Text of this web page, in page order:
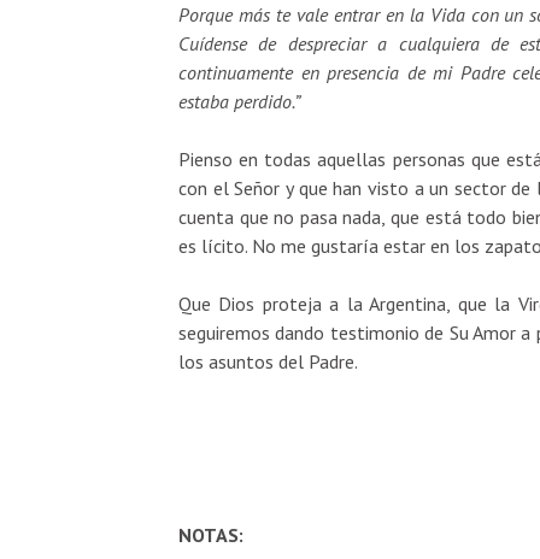
Porque más te vale entrar en la Vida con un
Cuídense de despreciar a cualquiera de
continuamente en presencia de mi Padre
estaba perdido.”
Pienso en todas aquellas personas que
con el Señor y que han visto a un sector
cuenta que no pasa nada, que está todo
es lícito. No me gustaría estar en los
Que Dios proteja a la Argentina, que la
seguiremos dando testimonio de Su Amor
los asuntos del Padre.
NOTAS: